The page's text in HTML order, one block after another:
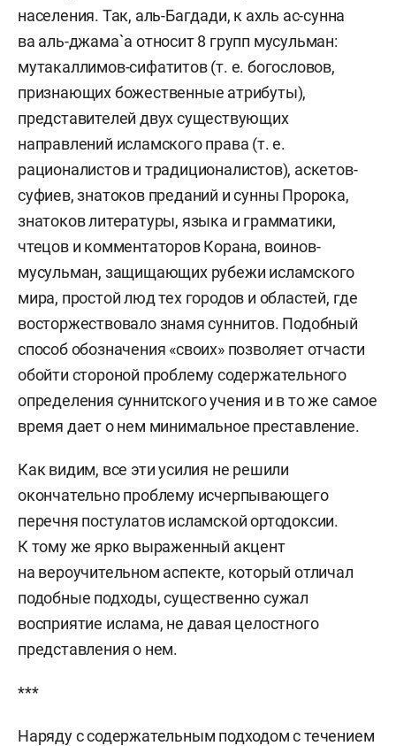
населения. Так, аль-Багдади, к ахль ас-сунна
ва аль-джама`а относит 8 групп мусульман:
мутакаллимов-сифатитов (т. е. богословов,
признающих божественные атрибуты),
представителей двух существующих
направлений исламского права (т. е.
рационалистов и традиционалистов), аскетов-
суфиев, знатоков преданий и сунны Пророка,
знатоков литературы, языка и грамматики,
чтецов и комментаторов Корана, воинов-
мусульман, защищающих рубежи исламского
мира, простой люд тех городов и областей, где
восторжествовало знамя суннитов. Подобный
способ обозначения «своих» позволяет отчасти
обойти стороной проблему содержательного
определения суннитского учения и в то же самое
время дает о нем минимальное преставление.
Как видим, все эти усилия не решили
окончательно проблему исчерпывающего
перечня постулатов исламской ортодоксии.
К тому же ярко выраженный акцент
на вероучительном аспекте, который отличал
подобные подходы, существенно сужал
восприятие ислама, не давая целостного
представления о нем.
***
Наряду с содержательным подходом с течением